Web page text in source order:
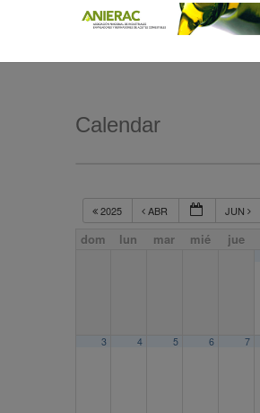
Calendar
2025 ABR JUN
dom lun mar mié jue
3 4 5 6 7